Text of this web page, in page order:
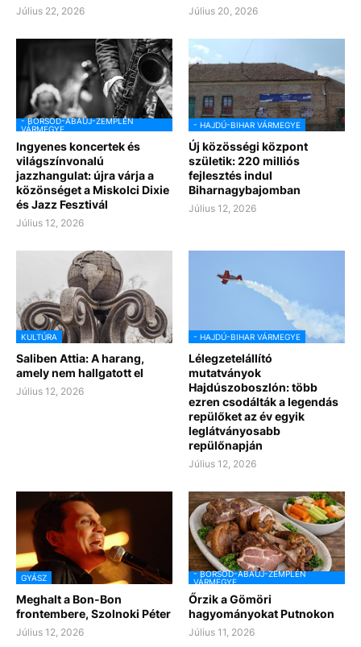
Július 22, 2026 Július 20, 2026
- BORSOD-ABAÚJ-ZEMPLÉN
VÁRMEGYE
Ingyenes koncertek és
világszínvonalú
jazzhangulat: újra várja a
közönséget a Miskolci Dixie
és Jazz Fesztivál
Július 12, 2026
- HAJDÚ-BIHAR VÁRMEGYE
Új közösségi központ
születik: 220 milliós
fejlesztés indul
Biharnagybajomban
Július 12, 2026
KULTÚRA
Saliben Attia: A harang,
amely nem hallgatott el
Július 12, 2026
- HAJDÚ-BIHAR VÁRMEGYE
Lélegzetelállító
mutatványok
Hajdúszoboszlón: több
ezren csodálták a legendás
repülőket az év egyik
leglátványosabb
repülőnapján
Július 12, 2026
GYÁSZ
Meghalt a Bon-Bon
frontembere, Szolnoki Péter
Július 12, 2026
- BORSOD-ABAÚJ-ZEMPLÉN
VÁRMEGYE
Őrzik a Gömöri
hagyományokat Putnokon
Július 11, 2026